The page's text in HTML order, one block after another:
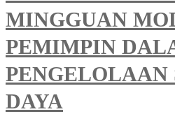
MINGGUAN
PEMIMPIN
PENGELOLAAN
DAYA